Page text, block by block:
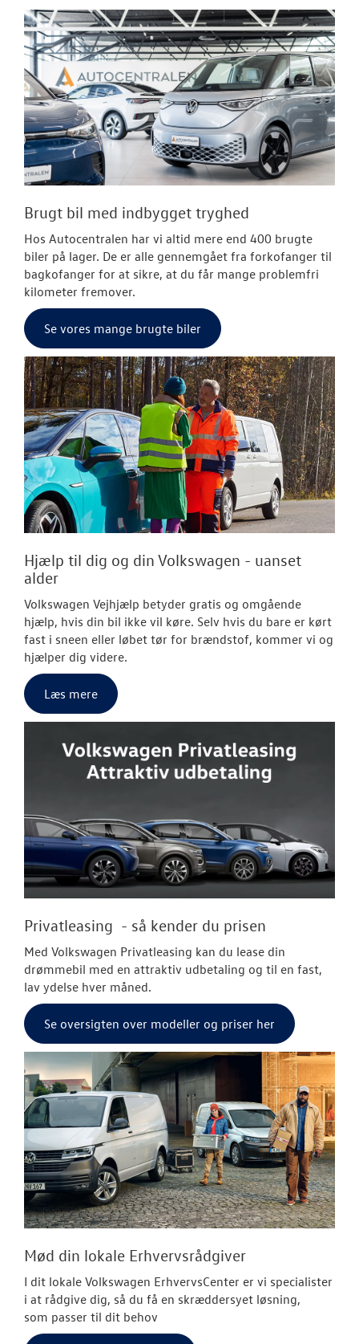
Brugt bil med indbygget tryghed
Hos Autocentralen har vi altid mere end 400 brugte
biler på lager. De er alle gennemgået fra forkofanger til
bagkofanger for at sikre, at du får mange problemfri
kilometer fremover.
Se vores mange brugte biler
Hjælp til dig og din Volkswagen - uanset
alder
Volkswagen Vejhjælp betyder gratis og omgående
hjælp, hvis din bil ikke vil køre. Selv hvis du bare er kørt
fast i sneen eller løbet tør for brændstof, kommer vi og
hjælper dig videre.
Læs mere
Privatleasing - så kender du prisen
Med Volkswagen Privatleasing kan du lease din
drømmebil med en attraktiv udbetaling og til en fast,
lav ydelse hver måned.
Se oversigten over modeller og priser her
Mød din lokale Erhvervsrådgiver
I dit lokale Volkswagen ErhvervsCenter er vi specialister
i at rådgive dig, så du få en skræddersyet løsning,
som passer til dit behov